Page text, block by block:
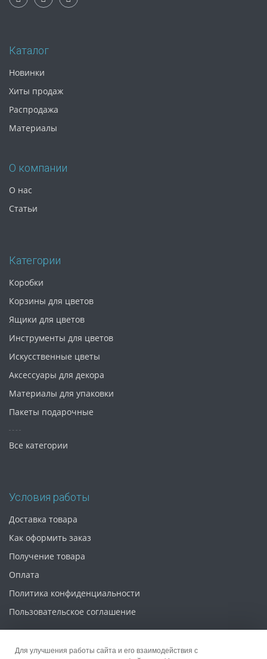
Каталог
Новинки
Хиты продаж
Распродажа
Материалы
О компании
О нас
Статьи
Категории
Коробки
Корзины для цветов
Ящики для цветов
Инструменты для цветов
Искусственные цветы
Аксессуары для декора
Материалы для упаковки
Пакеты подарочные
Все категории
Условия работы
Доставка товара
Как оформить заказ
Получение товара
Оплата
Политика конфиденциальности
Пользовательское соглашение
Для улучшения работы сайта и его взаимодействия с